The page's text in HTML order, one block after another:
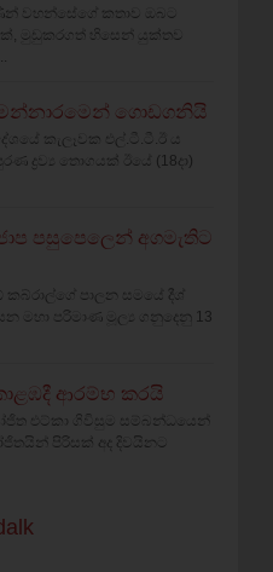
වහන්සේගේ කතාව ඔබට
මුඩුකරගත් හිසෙන් යුක්‌තව
ගොඩගනියි
කැලෑවක එල්.ටී.ටී.ඊ ය
ද්‍රව්‍ය තොගයක් ඊයේ (18දා)
පසුපෙලෙන් අගමැතිට
කබ්රාල්ගේ පාලන සමයේ දීශ්‍
මහා පරිමාණ මූල්‍ය ගනුදෙනු 13
ආරම්භ කරයි
එට්කා ගිවිසුම සම්බන්ධයෙන්
පිරිසක් අද දිවයිනට